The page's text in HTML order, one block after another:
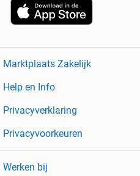
Marktplaats Zakelijk
Help en Info
Privacyverklaring
Privacyvoorkeuren
Werken bij